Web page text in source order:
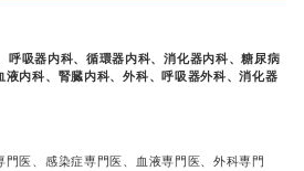
呼吸器内科、循環器内科、消化器内科、糖尿病
液内科、腎臓内科、外科、呼吸器外科、消化器
医、感染症専門医、血液専門医、外科専門